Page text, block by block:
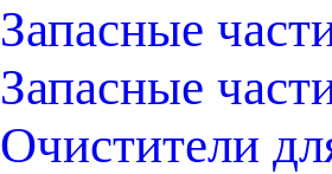
Запасные
Запасные
Очистители